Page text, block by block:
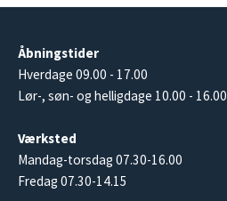
Åbningstider
Hverdage 09.00 - 17.00
Lør-, søn- og helligdage 10.00 - 16.00
Værksted
Mandag-torsdag 07.30-16.00
Fredag 07.30-14.15